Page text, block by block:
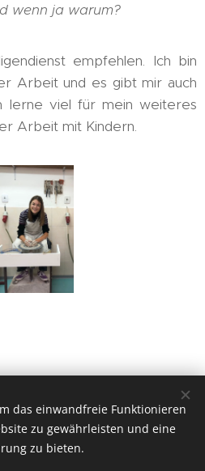
wenn ja warum?
empfehlen. Ich bin
Arbeit und es gibt mir auch
lerne viel für mein weiteres
Arbeit mit Kindern.
Webnode Cookies
das einwandfreie Funktionieren
zu gewährleisten und eine
zu bieten.